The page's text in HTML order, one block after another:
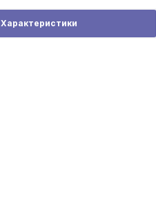
Характеристики